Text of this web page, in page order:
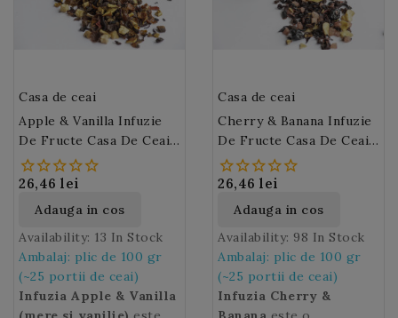
amestec cand deschideti
ambalajul: jeleurile in
forma de inimioare din
Casa de ceai
Apple & Vanilla Infuzie
De Fructe Casa De Ceai
(M175)
26,46 lei
Adauga in cos
Availability: 13 In Stock
Ambalaj: plic de 100 gr
(~25 portii de ceai)
Infuzia Apple & Vanilla
Casa de ceai
Cherry & Banana Infuzie
De Fructe Casa De Ceai
(M74)
26,46 lei
Adauga in cos
Availability: 98 In Stock
Ambalaj: plic de 100 gr
(~25 portii de ceai)
Infuzia Cherry &